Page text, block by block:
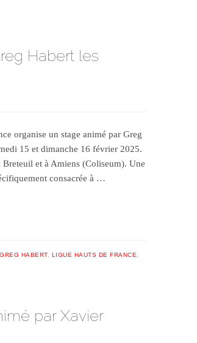
Habert les
organise un stage animé par Greg
15 et dimanche 16 février 2025.
Breteuil et à Amiens (Coliseum). Une
consacrée à …
GREG HABERT, LIGUE HAUTS DE FRANCE,
par Xavier